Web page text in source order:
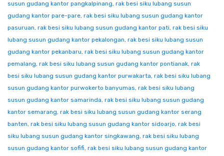
susun gudang kantor pangkalpinang, rak besi siku lubang susun
gudang kantor pare-pare, rak besi siku lubang susun gudang kantor
pasuruan, rak besi siku lubang susun gudang kantor pati, rak besi siku
lubang susun gudang kantor pekalongan, rak besi siku lubang susun
gudang kantor pekanbaru, rak besi siku lubang susun gudang kantor
pemalang, rak besi siku lubang susun gudang kantor pontianak, rak
besi siku lubang susun gudang kantor purwakarta, rak besi siku lubang
susun gudang kantor purwokerto banyumas, rak besi siku lubang
susun gudang kantor samarinda, rak besi siku lubang susun gudang
kantor semarang, rak besi siku lubang susun gudang kantor serang
banten, rak besi siku lubang susun gudang kantor sidoarjo, rak besi
siku lubang susun gudang kantor singkawang, rak besi siku lubang
susun gudang kantor sofifi, rak besi siku lubang susun gudang kantor